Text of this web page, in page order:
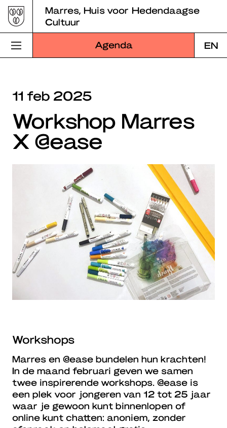
Skip
to
content
Marres, Huis voor Hedendaagse
Cultuur
Agenda EN
Programma
Educatie
Over Marres
Marres Kitchen
11 feb 2025
Workshop Marres
X @ease
Workshops
Marres en @ease bundelen hun krachten!
In de maand februari geven we samen
twee inspirerende workshops. @ease is
een plek voor jongeren van 12 tot 25 jaar
waar je gewoon kunt binnenlopen of
online kunt chatten: anoniem, zonder